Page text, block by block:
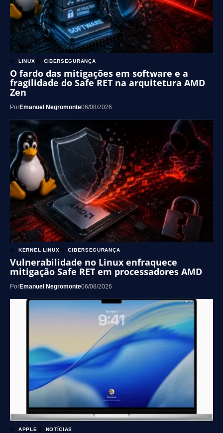
LINUX CIBERSEGURANÇA
O fardo das mitigações em software e a
fragilidade do Safe RET na arquitetura AMD
Zen
PorEmanuel Negromonte06/08/2026
KERNEL LINUX CIBERSEGURANÇA
Vulnerabilidade no Linux enfraquece
mitigação Safe RET em processadores AMD
PorEmanuel Negromonte06/08/2026
APPLE NOTÍCIAS